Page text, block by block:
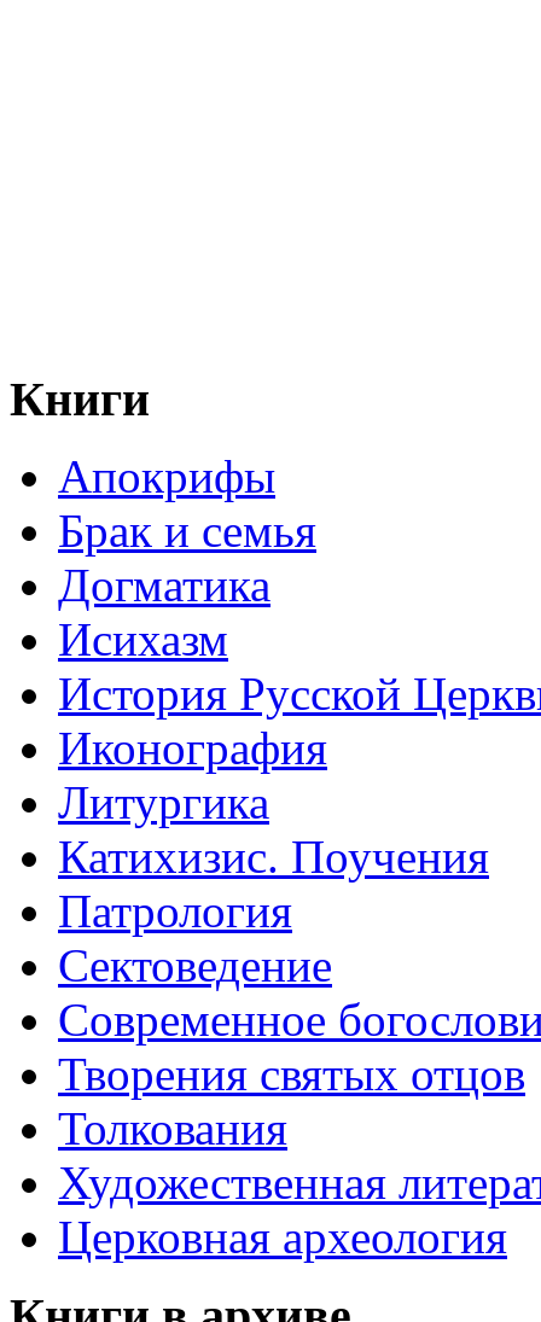
Книги
Апокрифы
Брак и семья
Догматика
Исихазм
История Русской
Иконография
Литургика
Катихизис. Поучения
Патрология
Сектоведение
Современное
Творения святых отцов
Толкования
Художественная
Церковная археология